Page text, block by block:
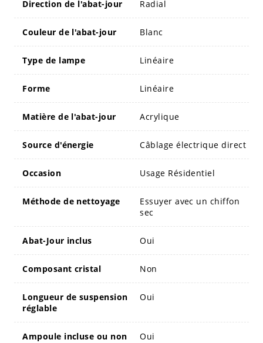
Direction de l'abat-jour Radial
Couleur de l'abat-jour Blanc
Type de lampe Linéaire
Forme Linéaire
Matière de l'abat-jour Acrylique
Source d'énergie Câblage électrique direct
Occasion Usage Résidentiel
Méthode de nettoyage
Essuyer avec un chiffon
sec
Abat-Jour inclus Oui
Composant cristal Non
Longueur de suspension
réglable
Oui
Ampoule incluse ou non Oui